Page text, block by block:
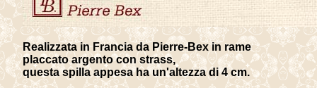
Realizzata in Francia da Pierre-Bex in rame
placcato argento con strass,
questa spilla appesa ha un'altezza di 4 cm.